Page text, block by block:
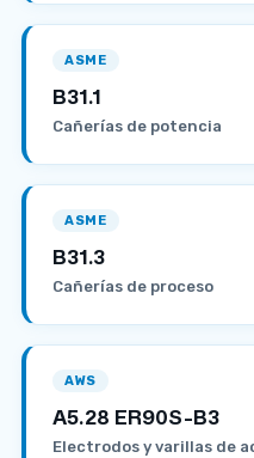
ASME
B31.1
Cañerías de potencia
ASME
B31.3
Cañerías de proceso
AWS
A5.28 ER90S-B3
Electrodos y varillas de